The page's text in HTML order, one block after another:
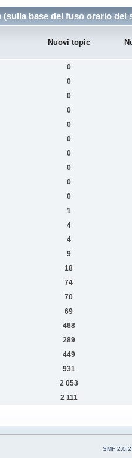
base del fuso orario del
Nuovi topic
0
0
0
0
0
0
0
0
0
0
1
4
4
9
18
74
70
69
468
289
449
931
2 053
2 111
SMF 2.0.2